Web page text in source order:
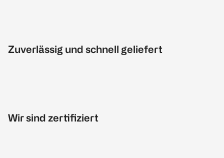
Zuverlässig und schnell geliefert
Wir sind zertifiziert